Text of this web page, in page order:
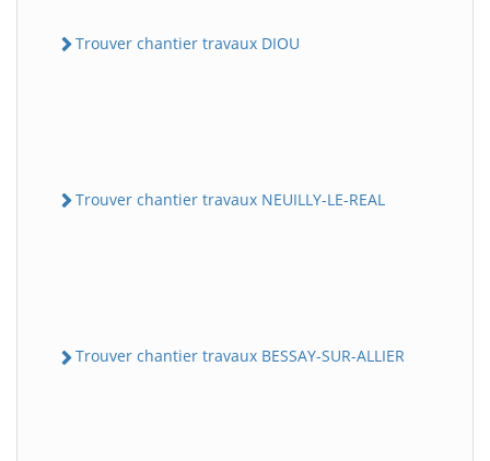
Trouver chantier travaux DIOU
Trouver chantier travaux NEUILLY-LE-REAL
Trouver chantier travaux BESSAY-SUR-ALLIER